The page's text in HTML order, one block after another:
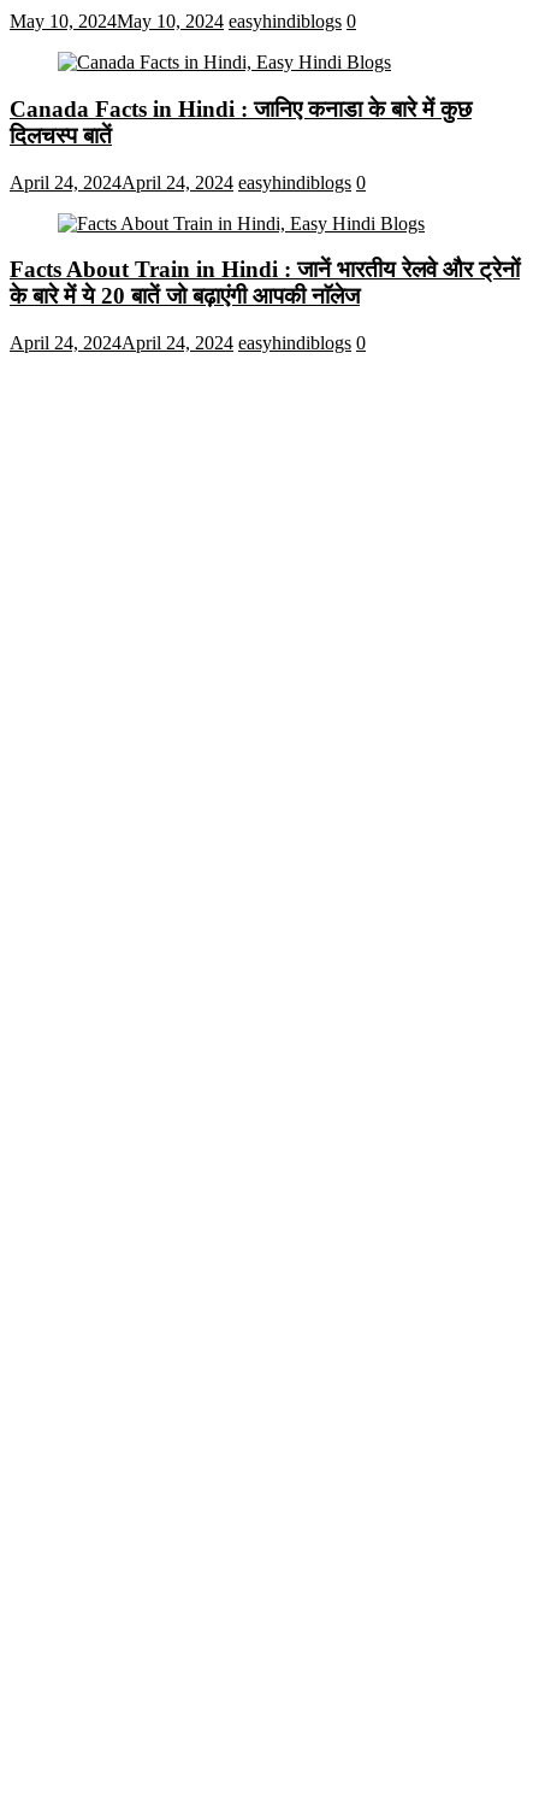
May 10, 2024May 10, 2024 easyhindiblogs 0
Canada Facts in Hindi : जानिए कनाडा के बारे में कुछ
दिलचस्प बातें
April 24, 2024April 24, 2024 easyhindiblogs 0
Facts About Train in Hindi : जानें भारतीय रेलवे और ट्रेनों
के बारे में ये 20 बातें जो बढ़ाएंगी आपकी नाॅलेज
April 24, 2024April 24, 2024 easyhindiblogs 0